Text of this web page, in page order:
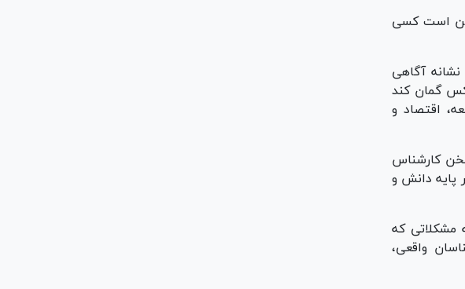
حال چطور ممکن است کسی
آگاهی
گمان کند
اقتصاد و
کارشناس
پایه دانش و
که
واقعی،